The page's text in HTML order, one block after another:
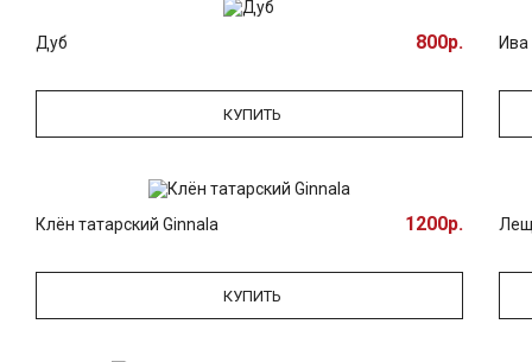
Дуб 800р.
КУПИТЬ
Ива
Клён татарский Ginnala 1200р.
КУПИТЬ